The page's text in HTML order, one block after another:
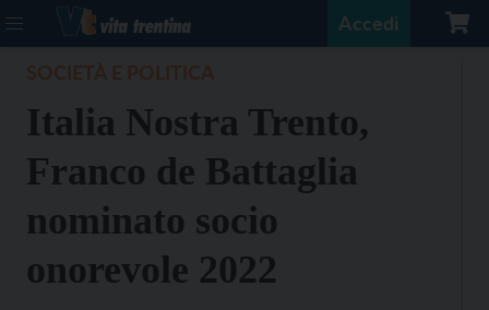
Accedi
Italia Nostra Trento,
Franco de Battaglia
nominato socio
onorevole 2022